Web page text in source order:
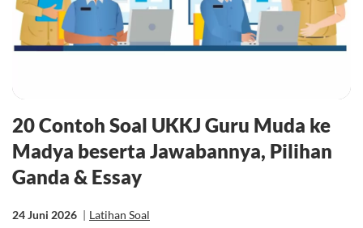
20 Contoh Soal UKKJ Guru Muda ke
Madya beserta Jawabannya, Pilihan
Ganda & Essay
24 Juni 2026 | Latihan Soal